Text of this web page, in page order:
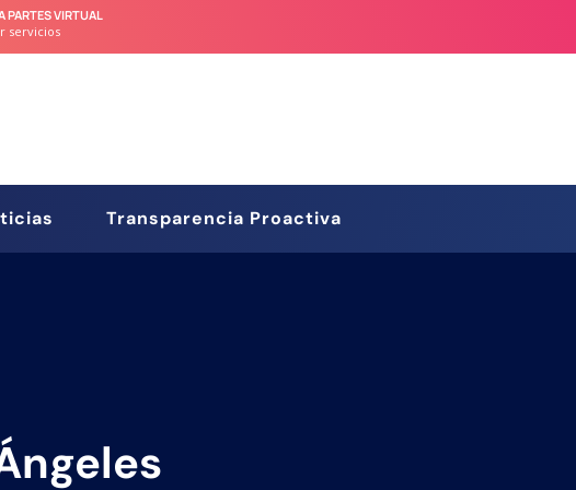
PARTES VIRTUAL
servicios
Transparencia Proactiva